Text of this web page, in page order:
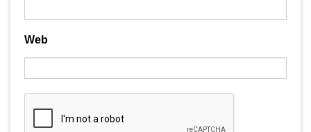
Web